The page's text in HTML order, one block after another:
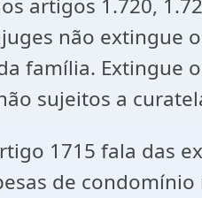
1.720, 1.721,
não extingue
família. Extingue
sujeitos a
fala das
de